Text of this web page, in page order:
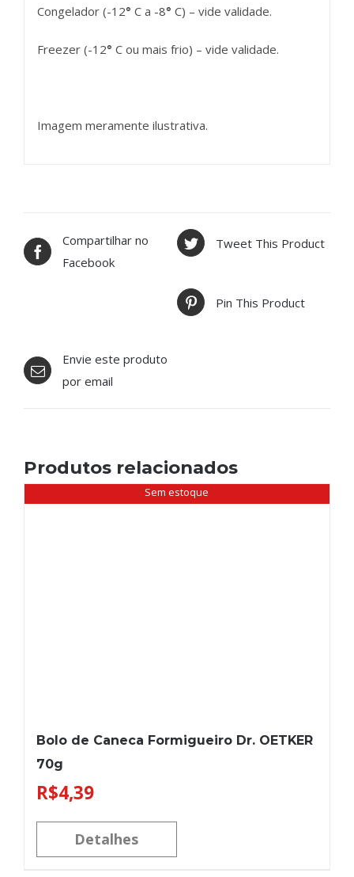
Congelador (-12° C a -8° C) – vide validade.
Freezer (-12° C ou mais frio) – vide validade.
Imagem meramente ilustrativa.
Compartilhar no
Facebook
Tweet This Product
Pin This Product
Envie este produto
por email
Produtos relacionados
Sem estoque
Bolo de Caneca Formigueiro Dr. OETKER
70g
R$4,39
Detalhes